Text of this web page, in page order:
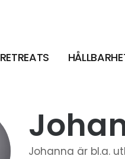
RETREATS
Johanna är bl.a.